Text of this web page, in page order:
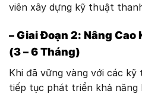
viên xây dựng kỹ thuật
– Giai Đoạn 2: Nâng
(3 – 6 Tháng)
Khi đã vững vàng với các
tiếp tục phát triển khả năng